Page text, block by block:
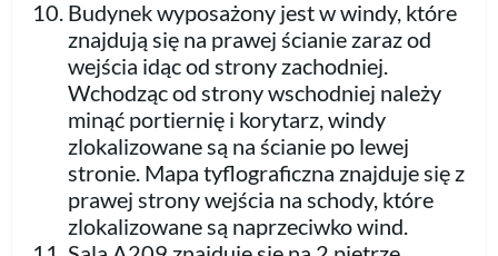
Budynek wyposażony jest w windy, które
znajdują się na prawej ścianie zaraz od
wejścia idąc od strony zachodniej.
Wchodząc od strony wschodniej należy
minąć portiernię i korytarz, windy
zlokalizowane są na ścianie po lewej
stronie. Mapa tyflograficzna znajduje się z
prawej strony wejścia na schody, które
zlokalizowane są naprzeciwko wind.